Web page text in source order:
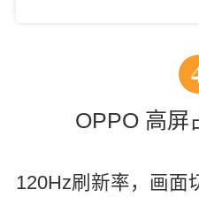
OPPO 高屏
120Hz刷新率，画面